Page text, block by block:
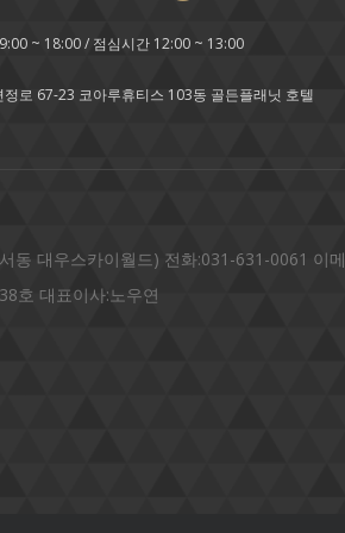
~ 18:00 / 점심시간 12:00 ~ 13:00
정로 67-23 코아루휴티스 103동 골든플래닛 호텔
동 대우스카이월드) 전화:031-631-0061
호 대표이사:노우연